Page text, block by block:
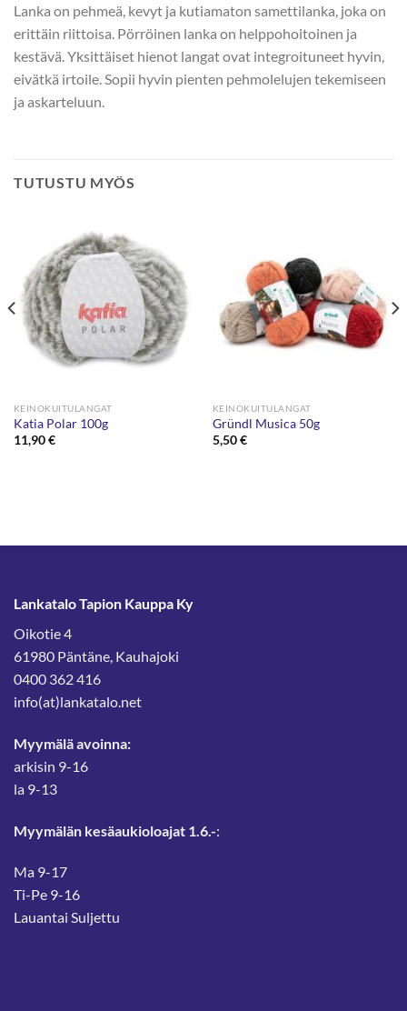
Lanka on pehmeä, kevyt ja kutiamaton samettilanka, joka on
erittäin riittoisa. Pörröinen lanka on helppohoitoinen ja
kestävä. Yksittäiset hienot langat ovat integroituneet hyvin,
eivätkä irtoile. Sopii hyvin pienten pehmolelujen tekemiseen
ja askarteluun.
TUTUSTU MYÖS
KEINOKUITULANGAT
Katia Polar 100g
11,90€
KEINOKUITULANGAT
Gründl Musica 50g
5,50€
Lankatalo Tapion Kauppa Ky
Oikotie 4
61980 Päntäne, Kauhajoki
0400 362 416
info(at)lankatalo.net
Myymälä avoinna:
arkisin 9-16
la 9-13
Myymälän kesäaukioloajat 1.6.-:
Ma 9-17
Ti-Pe 9-16
Lauantai Suljettu